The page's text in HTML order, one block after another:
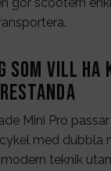
gör scootern
som vill ha
Mini Pro
med dubbla
teknik